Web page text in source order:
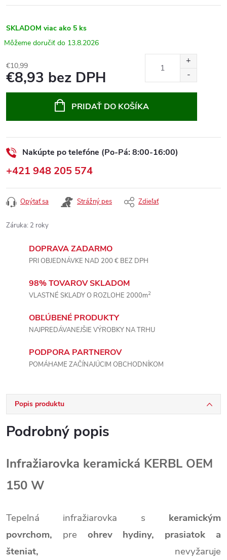
SKLADOM viac ako 5 ks
13.8.2026
€10,99
€8,93 bez DPH
PRIDAŤ DO KOŠÍKA
Nakúpte po telefóne (Po-Pá: 8:00-16:00)
+421 948 205 574
Opýtať sa Strážný pes Zdieľať
Záruka: 2 roky
DOPRAVA ZADARMO
PRI OBJEDNÁVKE NAD 200 € BEZ DPH
98% TOVAROV SKLADOM
VLASTNÉ SKLADY O ROZLOHE 2000m2
OBĽÚBENÉ PRODUKTY
NAJPREDÁVANEJŠIE VÝROBKY NA TRHU
PODPORA PARTNEROV
POMÁHAME ZAČÍNAJÚCIM OBCHODNÍKOM
Popis produktu
Podrobný popis
Infražiarovka keramická KERBL OEM
150 W
Tepelná infražiarovka s keramickým
povrchom, pre ohrev hydiny, prasiatok a
šteniat, nevyžaruje